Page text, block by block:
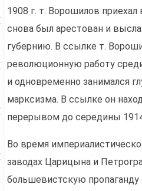
1908 г. т. Ворошилов приехал
снова был арестован и
губернию. В ссылке т.
революционную работу
и одновременно занимался
марксизма. В ссылке он
перерывом до середины
Во время
заводах Царицына и
большевистскую пропаганду